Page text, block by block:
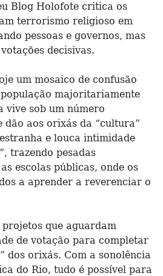
Blog Holofote critica os
terrorismo religioso em
pessoas e governos, mas
decisivas.
um mosaico de confusão
majoritariamente
vive sob um número
dão aos orixás da “cultura”
e louca intimidade
trazendo pesadas
escolas públicas, onde os
a aprender a reverenciar o
que aguardam
de votação para completar
dos orixás. Com a sonolência
do Rio, tudo é possível para